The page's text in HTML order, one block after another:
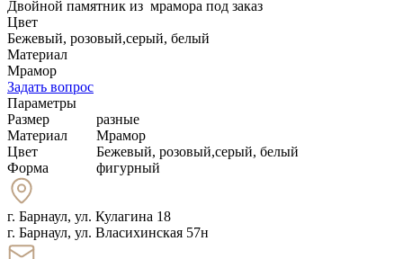
Двойной памятник из мрамора под заказ
Цвет
Бежевый, розовый,серый, белый
Материал
Мрамор
Задать вопрос
Параметры
Размер
разные
Материал
Мрамор
Цвет
Бежевый, розовый,серый, белый
Форма
фигурный
г. Барнаул, ул. Кулагина 18
г. Барнаул, ул. Власихинская 57н